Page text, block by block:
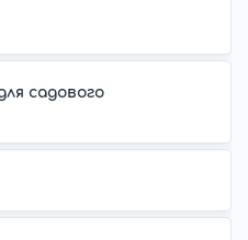
садового